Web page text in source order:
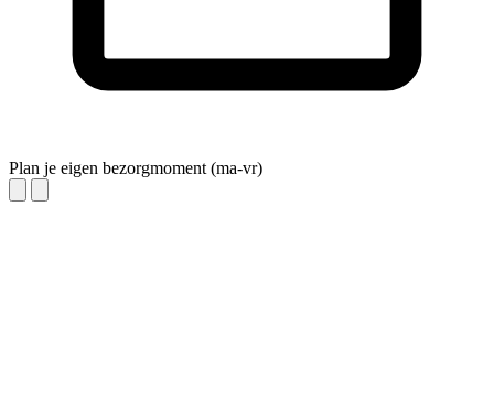
Plan je eigen bezorgmoment (ma-vr)